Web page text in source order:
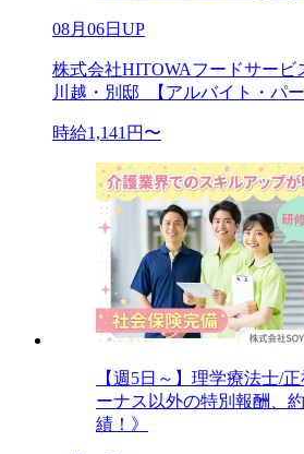
08月06日UP
株式会社HITOWAフードサービ
川越・別邸_【アルバイト・パ
時給1,141円〜
【週5日～】理学療法士/
ーナス以外の特別報酬、
績！》